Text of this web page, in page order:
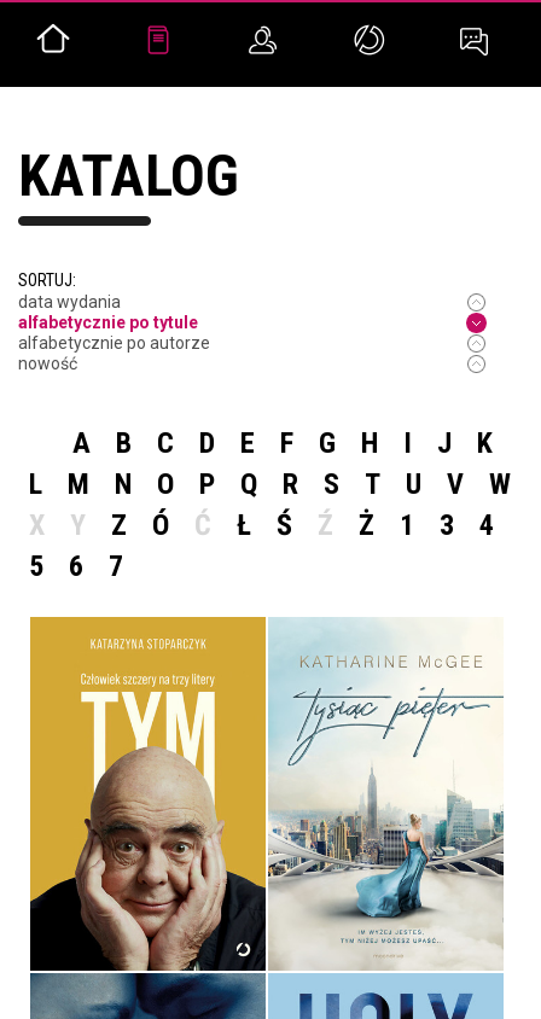
KATALOG
SORTUJ:
data wydania
alfabetycznie po tytule
alfabetycznie po autorze
nowość
A B C D E F G H I J
K
L
M N O P Q R S T U V
W
X
Y Z Ó Ć Ł Ś Ź Ż 1 3
4
5
6 7
TYM. CZŁOWIEK SZCZERY
NA TRZY LITERY
KATARZYNA STOPARCZYK
OPRAWA TWARDA
59,99 ZŁ
TYSIĄC PIĘTER
KATHARINE MCGEE
OPRAWA MIĘKKA ZE SKRZYDEŁKAMI
36,90 ZŁ